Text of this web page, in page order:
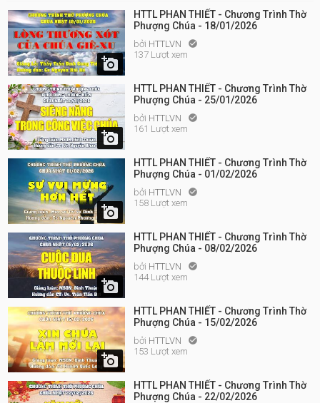

HTTL PHAN THIẾT - Chương Trình Thờ
Phượng Chúa - 18/01/2026
bởi HTTLVN 
137 Lượt xem

HTTL PHAN THIẾT - Chương Trình Thờ
Phượng Chúa - 25/01/2026
bởi HTTLVN 
161 Lượt xem

HTTL PHAN THIẾT - Chương Trình Thờ
Phượng Chúa - 01/02/2026
bởi HTTLVN 
158 Lượt xem

HTTL PHAN THIẾT - Chương Trình Thờ
Phượng Chúa - 08/02/2026
bởi HTTLVN 
144 Lượt xem

HTTL PHAN THIẾT - Chương Trình Thờ
Phượng Chúa - 15/02/2026
bởi HTTLVN 
153 Lượt xem
HTTL PHAN THIẾT - Chương Trình Thờ
Phượng Chúa - 22/02/2026